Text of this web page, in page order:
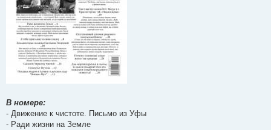
В номере:
- Движение к чистоте. Письмо из Уфы
- Ради жизни на Земле